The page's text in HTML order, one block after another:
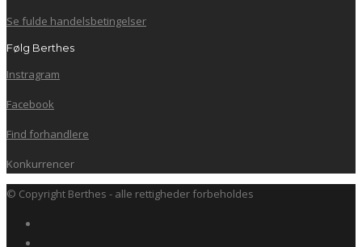
Se fulde handelsbetingelser
Følg Berthes
Instragram
Facebook
Find forhandlere
Konkurrencer
© Copyright Berthes - alle rettigheder forbeholdes